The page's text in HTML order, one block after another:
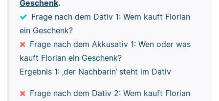
Geschenk.
Frage nach dem Dativ 1: Wem kauft Florian
ein Geschenk?
Frage nach dem Akkusativ 1: Wen oder was
kauft Florian ein Geschenk?
Ergebnis 1: ‚der Nachbarin‘ steht im Dativ
Frage nach dem Dativ 2: Wem kauft Florian